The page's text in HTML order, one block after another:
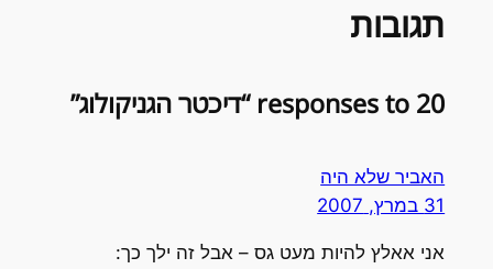
תגובות
20 responses to “דיכטר הגניקולוג”
האביר שלא היה
31 במרץ, 2007
אני אאלץ להיות מעט גס – אבל זה ילך כך: